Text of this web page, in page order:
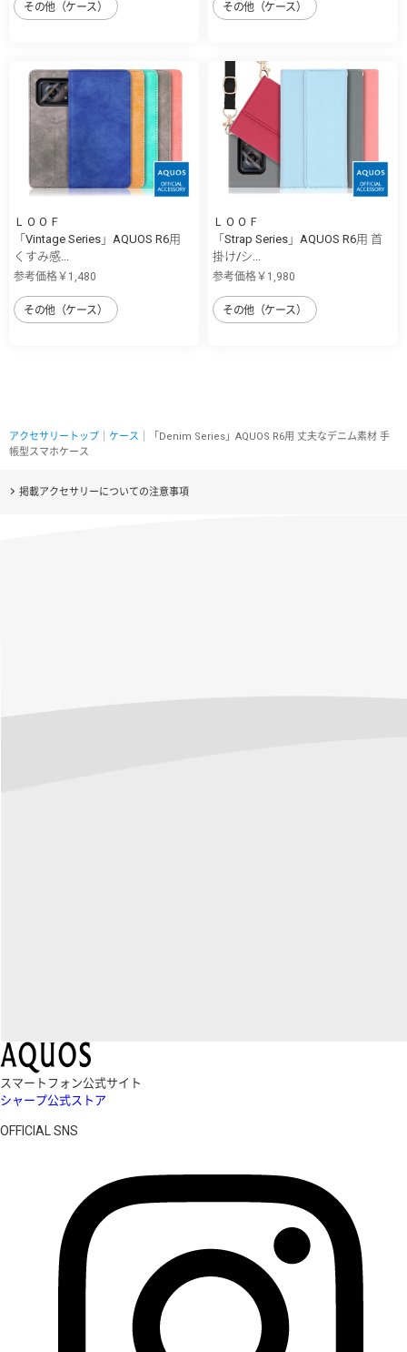
その他（ケース） その他（ケース）
ＬＯＯＦ
「Vintage Series」AQUOS R6用
くすみ感...
参考価格￥1,480
その他（ケース）
ＬＯＯＦ
「Strap Series」AQUOS R6用 首
掛け/シ...
参考価格￥1,980
その他（ケース）
アクセサリートップ ケース ｜「Denim Series」AQUOS R6用 丈夫なデニム素材 手
帳型スマホケース
掲載アクセサリーについての注意事項
スマートフォン公式サイト
シャープ公式ストア
OFFICIAL SNS